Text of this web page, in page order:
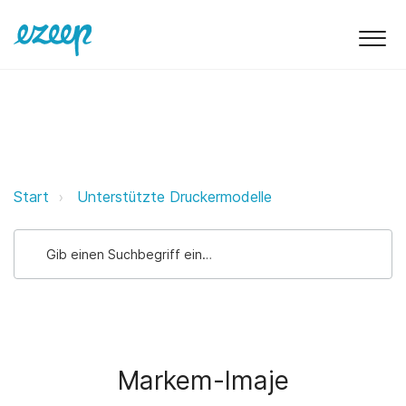
Markem-Imaje ezeep Support
Start Unterstützte Druckermodelle
Markem-Imaje